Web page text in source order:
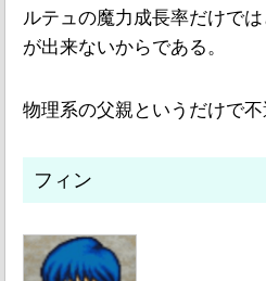
ルテュの魔力成長率だけで
が出来ないからである。
物理系の父親というだけで不
フィン